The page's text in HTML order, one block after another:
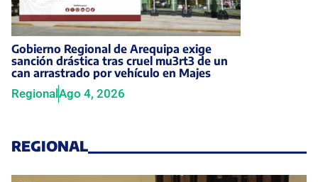
Gobierno Regional de Arequipa exige
sanción drástica tras cruel mu3rt3 de un
can arrastrado por vehículo en Majes
Regional Ago 4, 2026
REGIONAL